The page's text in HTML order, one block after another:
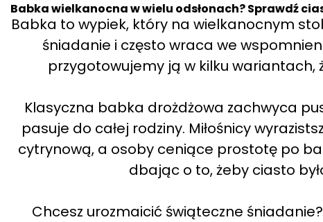
Babka wielkanocna w wielu odsłonach? Sprawdź
Babka to wypiek, który na wielkanocnym
śniadanie i często wraca we
przygotowujemy ją w kilku wariantach,
Klasyczna babka drożdżowa zachwyca
pasuje do całej rodziny. Miłośnicy
cytrynową, a osoby ceniące prostotę po
dbając o to, żeby ciasto
Chcesz urozmaicić świąteczne